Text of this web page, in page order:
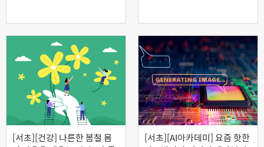
[서초][건강] 나른한 봄철 몸
[서초][AI아카데미] 요즘 핫한